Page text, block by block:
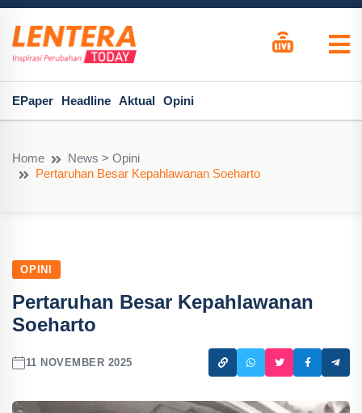
EPaper Headline Aktual Opini
Home
News > Opini
Pertaruhan Besar Kepahlawanan Soeharto
OPINI
Pertaruhan Besar Kepahlawanan
Soeharto
11 NOVEMBER 2025